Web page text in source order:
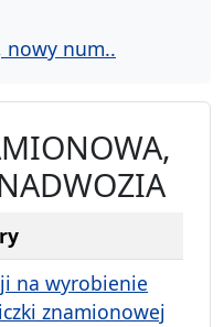
nowy num..
na wyrobienie
znamionowej